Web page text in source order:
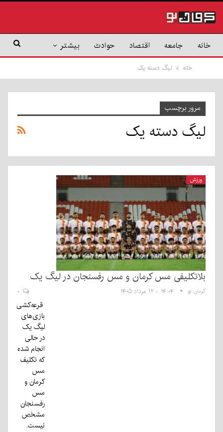
خانه جامعه اقتصاد حوادث بیشتر
خانه لیگ دسته یک
مرور برچسب
لیگ دسته یک
ورزش
بلاتکلیفی مس کرمان و مس رفسنجان در لیگ یک
کرمان نو ۱۴:۰۴ - ۱۲ مرداد ۱۴۰۵
قرعه‌کشی
بازی‌های
لیگ یک
در حالی
انجام شده
که تکلیف
مس
کرمان و
مس
رفسنجان
مشخص
نیست.